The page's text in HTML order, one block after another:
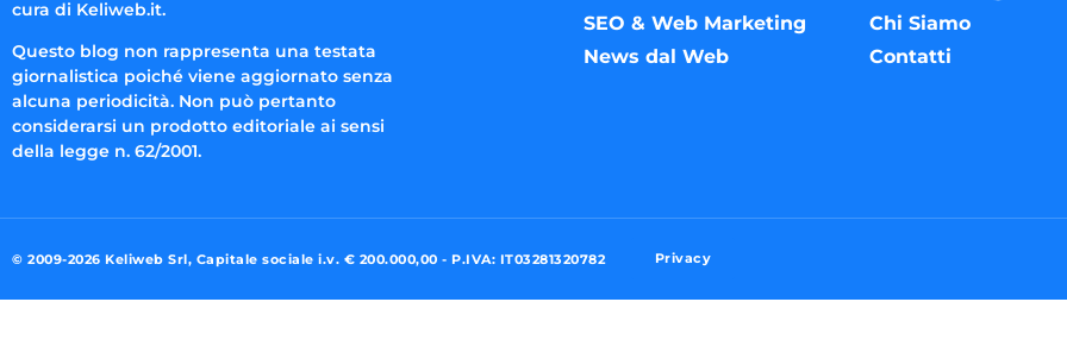
cura di Keliweb.it.
Questo blog non rappresenta una testata
giornalistica poiché viene aggiornato senza
alcuna periodicità. Non può pertanto
considerarsi un prodotto editoriale ai sensi
della legge n. 62/2001.
SEO & Web Marketing
News dal Web
Chi Siamo
Contatti
© 2009-2026 Keliweb Srl, Capitale sociale i.v. € 200.000,00 - P.IVA: IT03281320782 Privacy